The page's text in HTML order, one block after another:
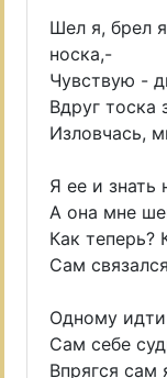
Шел я, брел
носка,-
Чувствую -
Вдруг тоска
Изловчась,
Я ее и знать
А она мне
Как теперь?
Сам
Одному
Сам себе
Впрягся сам